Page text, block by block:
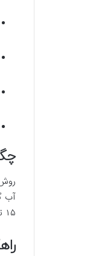
آب
۱۵ تا ۳۰ دقیقه پس از مصرف سیر، صبحانه خود را میل کنید.